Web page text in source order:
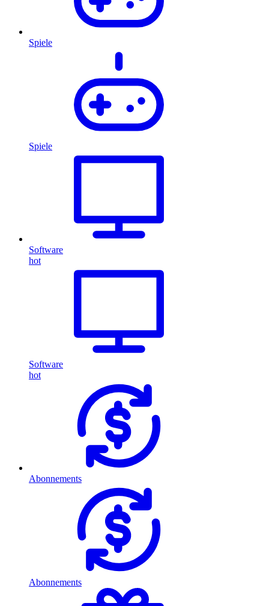
Spiele
Spiele
Software
hot
Software
hot
Abonnements
Abonnements